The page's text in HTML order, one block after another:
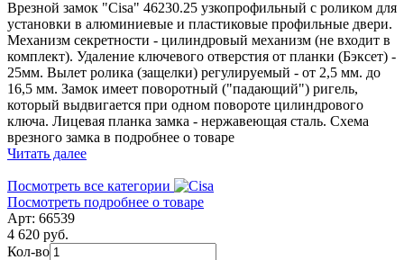
Врезной замок "Cisa" 46230.25 узкопрофильный с роликом для
установки в алюминиевые и пластиковые профильные двери.
Механизм секретности - цилиндровый механизм (не входит в
комплект). Удаление ключевого отверстия от планки (Бэксет) -
25мм. Вылет ролика (защелки) регулируемый - от 2,5 мм. до
16,5 мм. Замок имеет поворотный ("падающий") ригель,
который выдвигается при одном повороте цилиндрового
ключа. Лицевая планка замка - нержавеющая сталь. Схема
врезного замка в подробнее о товаре
Читать далее
Посмотреть все категории
Посмотреть подробнее о товаре
Арт: 66539
4 620 руб.
Кол-во